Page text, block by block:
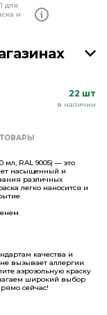
для
и
22 шт
в наличии
мл, RAL 9005) — это
насыщенный и
различных
легко наносится и
качества и
вызывает аллергии.
аэрозольную краску
широкий выбор
сейчас!